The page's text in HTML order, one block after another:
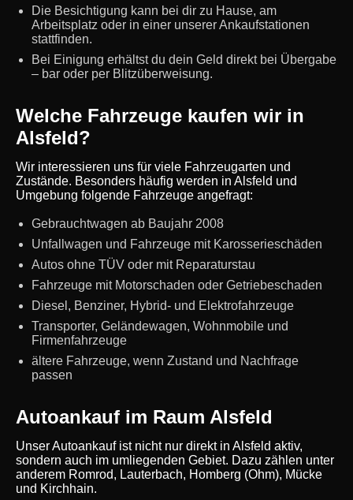
Die Besichtigung kann bei dir zu Hause, am
Arbeitsplatz oder in einer unserer Ankaufstationen
stattfinden.
Bei Einigung erhältst du dein Geld direkt bei Übergabe
– bar oder per Blitzüberweisung.
Welche Fahrzeuge kaufen wir in
Alsfeld?
Wir interessieren uns für viele Fahrzeugarten und
Zustände. Besonders häufig werden in Alsfeld und
Umgebung folgende Fahrzeuge angefragt:
Gebrauchtwagen ab Baujahr 2008
Unfallwagen und Fahrzeuge mit Karosserieschäden
Autos ohne TÜV oder mit Reparaturstau
Fahrzeuge mit Motorschaden oder Getriebeschaden
Diesel, Benziner, Hybrid- und Elektrofahrzeuge
Transporter, Geländewagen, Wohnmobile und
Firmenfahrzeuge
ältere Fahrzeuge, wenn Zustand und Nachfrage
passen
Autoankauf im Raum Alsfeld
Unser Autoankauf ist nicht nur direkt in Alsfeld aktiv,
sondern auch im umliegenden Gebiet. Dazu zählen unter
anderem Romrod, Lauterbach, Homberg (Ohm), Mücke
und Kirchhain.